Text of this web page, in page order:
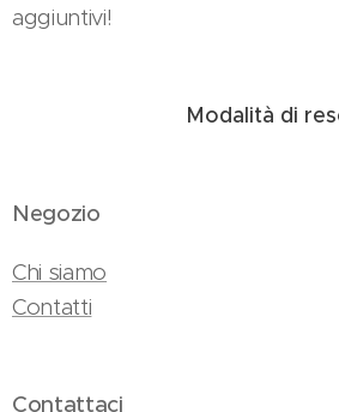
aggiuntivi!
Modalità di
Negozio
Chi siamo
Contatti
Contattaci